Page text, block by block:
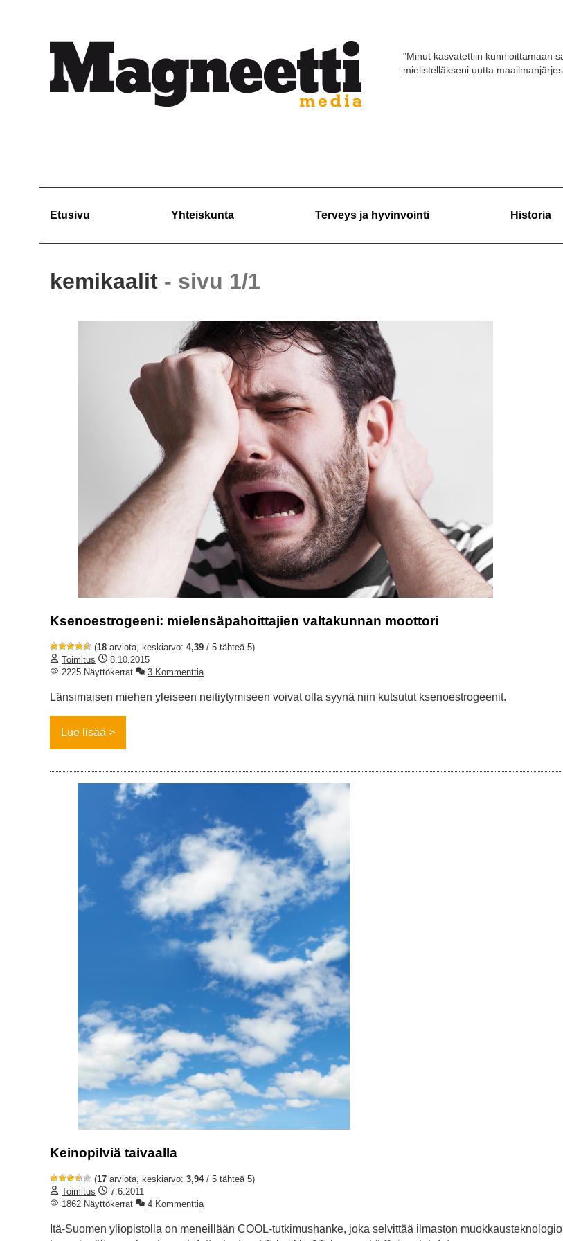
"Minut kasvatettiin kunnioittamaan
mielistelläkseni uutta
Etusivu Yhteiskunta Terveys ja hyvinvointi Historia
kemikaalit - sivu 1/1
Ksenoestrogeeni: mielensäpahoittajien valtakunnan moottori
(18 arviota, keskiarvo: 4,39 / 5 tähteä 5)
Toimitus
8.10.2015
2225 Näyttökerrat
3 Kommenttia
Länsimaisen miehen yleiseen neitiytymiseen voivat olla syynä niin kutsutut ksenoestrogeenit.
Lue lisää
Keinopilviä taivaalla
(17 arviota, keskiarvo: 3,94/ 5 tähteä 5)
Toimitus
7.6.2011
1862 Näyttökerrat
4 Kommenttia
Itä-Suomen yliopistolla on meneillään COOL-tutkimushanke, joka selvittää ilmaston